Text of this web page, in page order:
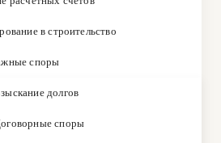
в строительство
споры
долгов
споры